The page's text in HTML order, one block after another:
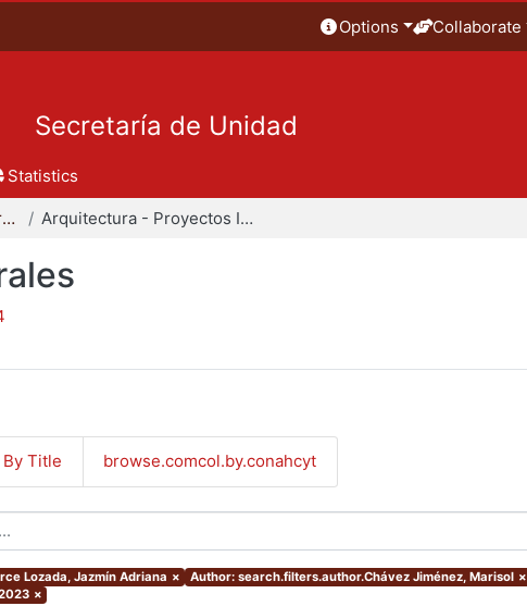
Options Collaborate
Secretaría de Unidad
Statistics
Proyectos Integrales / Terminales - Licenciatura Arquitectura - Proyectos Integrales
By Title browse.comcol.by.conahcyt
Lozada, Jazmín Adriana × Author: search.filters.author.Chávez Jiménez, Marisol ×
×